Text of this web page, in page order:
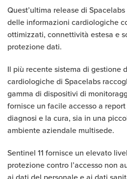
Quest’ultima release di
delle informazioni cardiologiche
ottimizzati, connettività estesa e
protezione dati.
Il più recente sistema di gestione
cardiologiche di Spacelabs
gamma di dispositivi di
fornisce un facile accesso a
diagnosi e la cura, sia in una
ambiente aziendale multisede.
Sentinel 11 fornisce un elevato
protezione contro l’accesso non